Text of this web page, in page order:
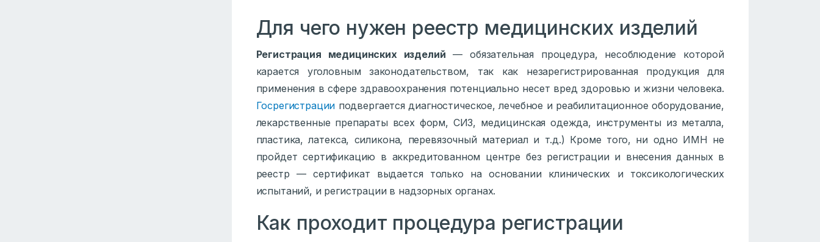
Для чего нужен реестр медицинских изделий
Регистрация медицинских изделий — обязательная процедура, несоблюдение которой
карается уголовным законодательством, так как незарегистрированная продукция для
применения в сфере здравоохранения потенциально несет вред здоровью и жизни человека.
Госрегистрации подвергается диагностическое, лечебное и реабилитационное оборудование,
лекарственные препараты всех форм, СИЗ, медицинская одежда, инструменты из металла,
пластика, латекса, силикона, перевязочный материал и т.д.) Кроме того, ни одно ИМН не
пройдет сертификацию в аккредитованном центре без регистрации и внесения данных в
реестр — сертификат выдается только на основании клинических и токсикологических
испытаний, и регистрации в надзорных органах.
Как проходит процедура регистрации